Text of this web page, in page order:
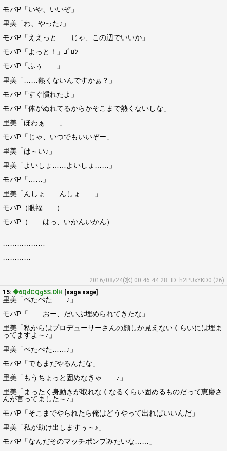
モバP「いや、いいぞ」
里美「わ、やった♪」
モバP「ええっと……じゃ、この辺でいいか」
モバP「よっと！」ｺﾞﾛﾝ
モバP「ふぅ……」
里美「……熱くないんですかぁ？」
モバP「すぐ慣れたよ」
モバP「体がぬれてるからかそこまで熱くないしな」
里美「ほわぁ……」
モバP「じゃ、いつでもいいぞー」
里美「は～い♪」
里美「よいしょ……よいしょ……」
モバP「……」
里美「んしょ……んしょ……」
モバP（眼福……）
モバP（……はっ、いかんいかん）
2016/08/24(水) 00:46:44.28
ID: h2PUxYKD0 (26)
15: ◆6QdCQg5S.DlH [saga sage]
里美「ぺたぺた……♪」
モバP「……おー、だいぶ埋められてきたな」
里美「私からはプロデューサーさんの顔しか見えないくらいには埋ま
ってますよ～♪」
里美「ぺたぺた……♪」
モバP「でもまだやるんだな」
里美「もうちょっと固めなきゃ……♪」
里美「まったく身動きが取れなくなるくらい固めるものだって恵磨さ
んが言ってました～♪」
モバP「そこまでやられたら俺はどうやって出ればいいんだ」
里美「私が助け出しますぅ～♪」
モバP「なんだそのマッチポンプみたいな……」